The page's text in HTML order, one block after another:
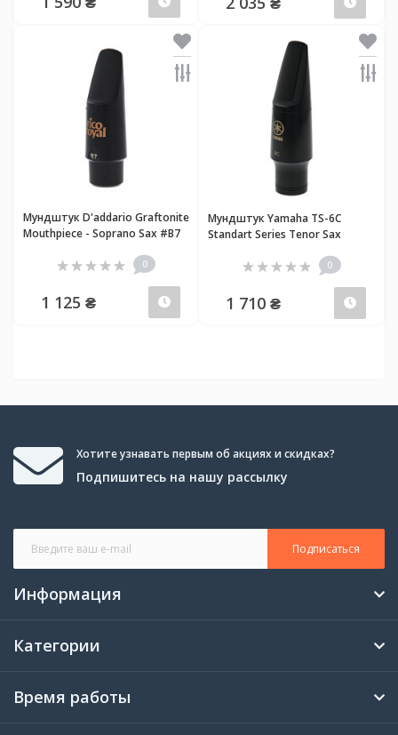
наличии
Мундштук D'addario Graftonite
Mouthpiece - Soprano Sax #B7
0
1 125 ₴
наличии
Мундштук Yamaha TS-6C
Standart Series Tenor Sax
0
1 710 ₴
Хотите узнавать первым об акциях и скидках?
Подпишитесь на нашу рассылку
Подписаться
Информация
Категории
Время работы